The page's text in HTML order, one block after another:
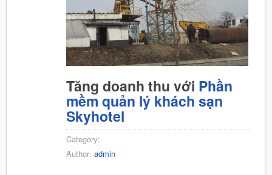
Tăng doanh thu với Phần
mềm quản lý khách sạn
Skyhotel
Category:
Author: admin